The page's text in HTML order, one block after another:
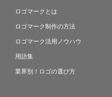
ロゴマークとは
ロゴマーク制作の方法
ロゴマーク活用ノウハウ
用語集
業界別！ロゴの選び方